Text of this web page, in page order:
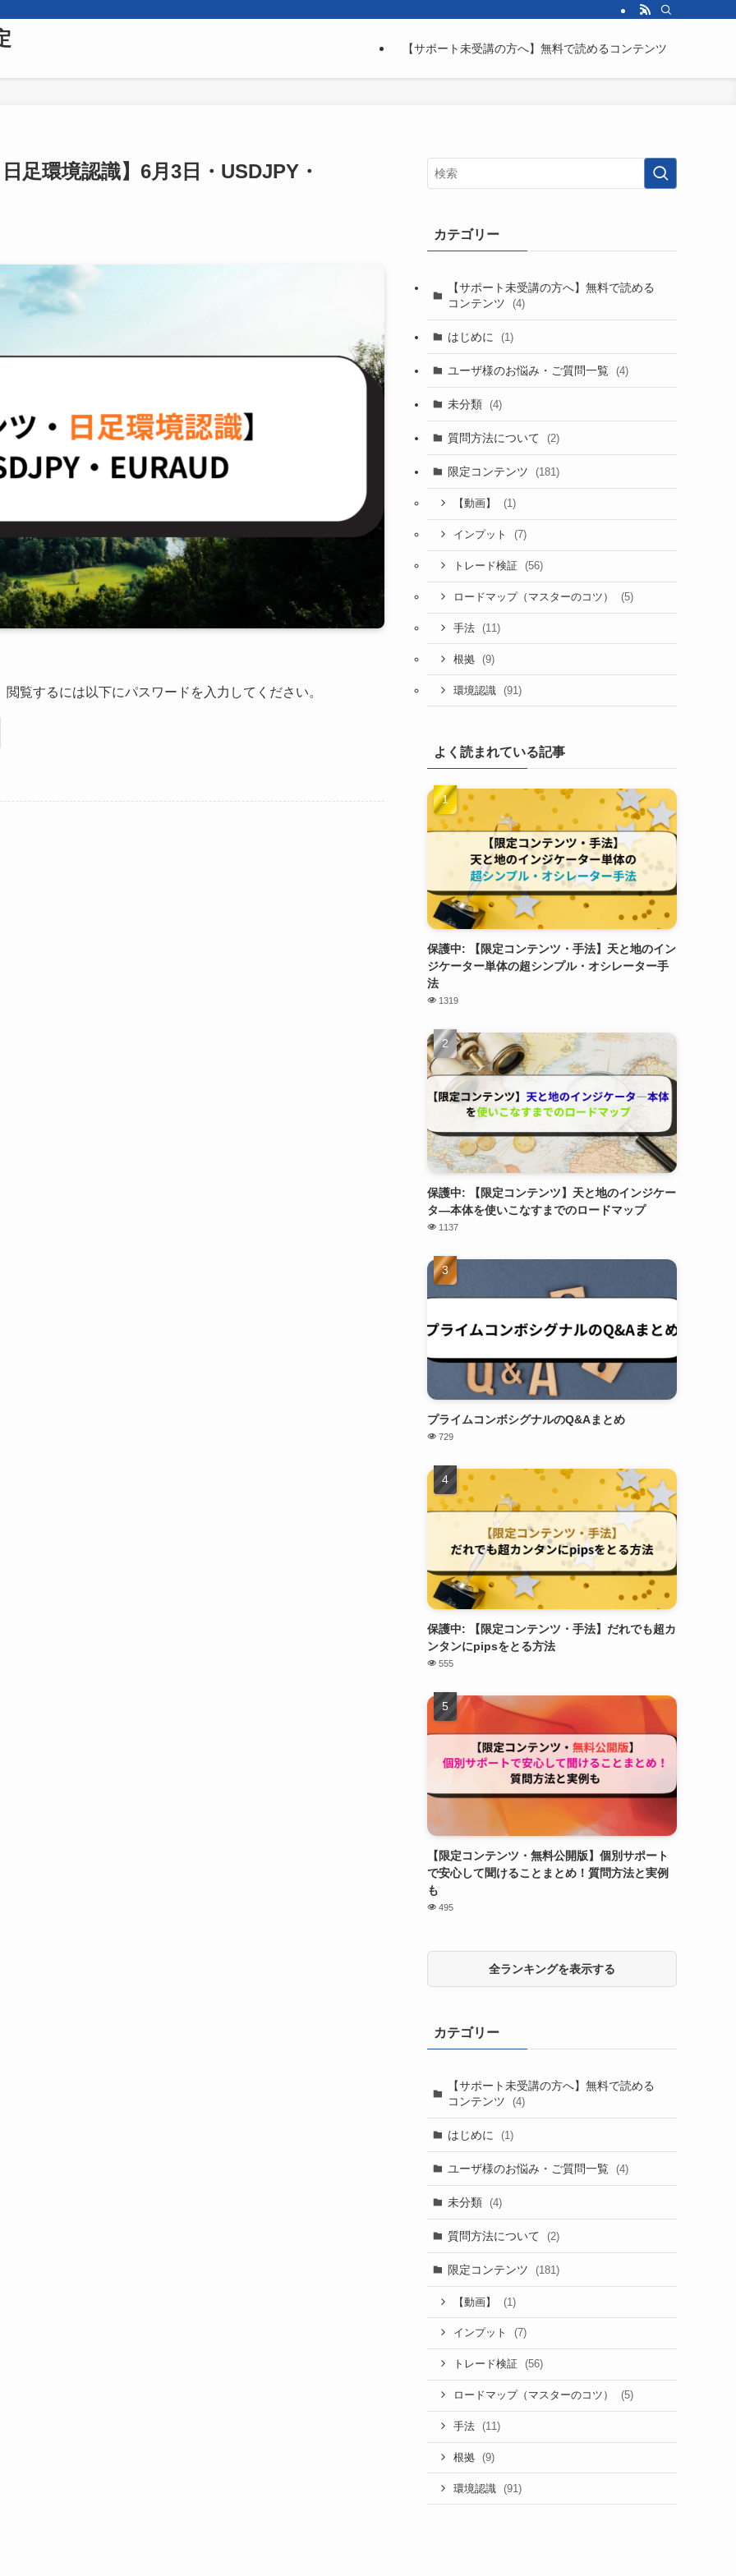
【サポート未受講の方へ】無料で読めるコンテンツ
足環境認識】6月3日・USDJPY・
覧するには以下にパスワードを入力してください。
カテゴリー
【サポート未受講の方へ】無料で読める
コンテンツ
(4)
はじめに (1)
ユーザ様のお悩み・ご質問一覧 (4)
未分類 (4)
質問方法について (2)
限定コンテンツ (181)
【動画】 (1)
インプット (7)
トレード検証 (56)
ロードマップ（マスターのコツ） (5)
手法 (11)
根拠 (9)
環境認識 (91)
よく読まれている記事
保護中: 【限定コンテンツ・手法】天と地のイン
ジケーター単体の超シンプル・オシレーター手
法
1319
保護中: 【限定コンテンツ】天と地のインジケー
タ―本体を使いこなすまでのロードマップ
1137
プライムコンボシグナルのQ&Aまとめ
729
保護中: 【限定コンテンツ・手法】だれでも超カ
ンタンにpipsをとる方法
555
【限定コンテンツ・無料公開版】個別サポート
で安心して聞けることまとめ！質問方法と実例
も
495
全ランキングを表示する
カテゴリー
【サポート未受講の方へ】無料で読める
コンテンツ
(4)
はじめに (1)
ユーザ様のお悩み・ご質問一覧 (4)
未分類 (4)
質問方法について (2)
限定コンテンツ (181)
【動画】 (1)
インプット (7)
トレード検証 (56)
ロードマップ（マスターのコツ） (5)
手法 (11)
根拠 (9)
環境認識 (91)